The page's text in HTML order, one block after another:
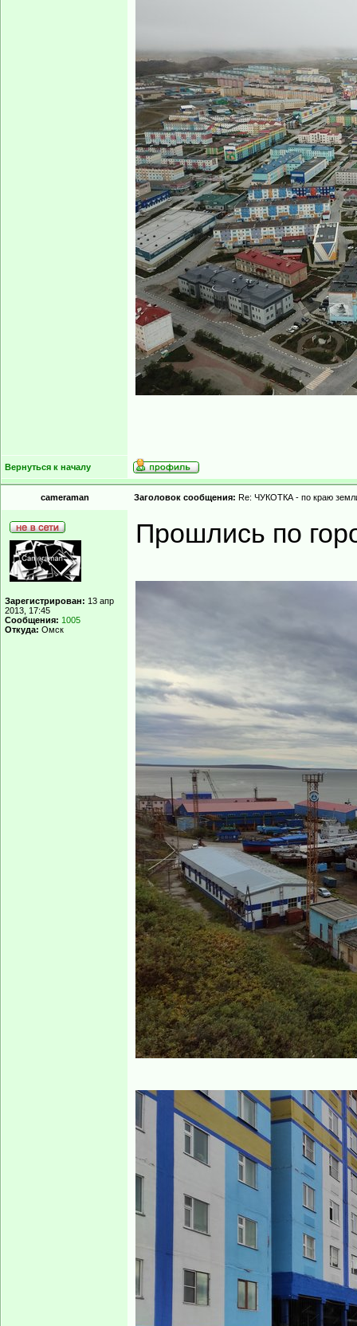
Вернуться к началу
cameraman Заголовок сообщения: Re: ЧУКОТКА - по краю
Зарегистрирован: 13 апр
2013, 17:45
Сообщения: 1005
Откуда: Омск
Прошлись по